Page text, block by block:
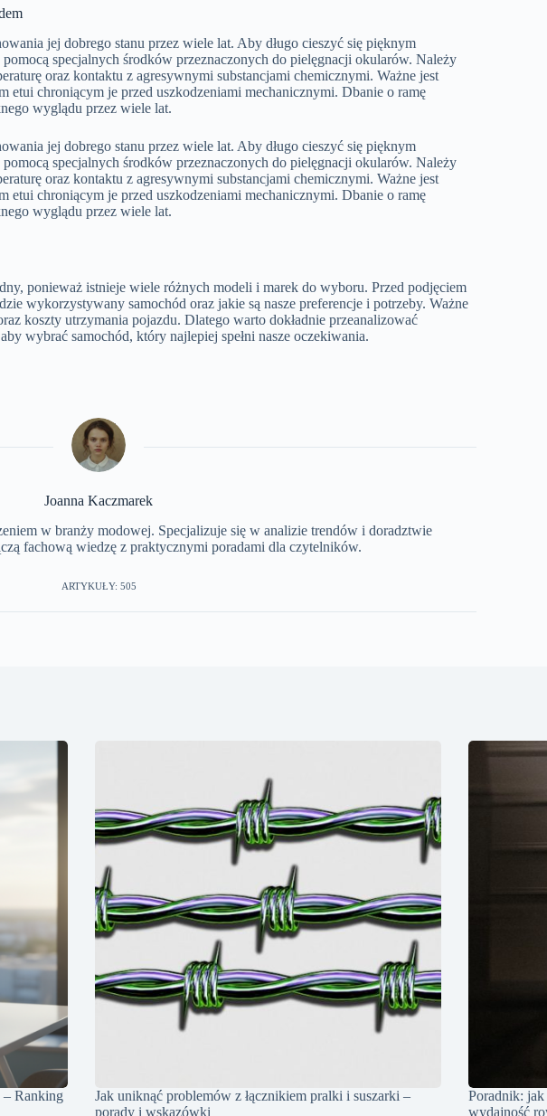
jej dobrego stanu przez wiele lat. Aby długo cieszyć się pięknym
specjalnych środków przeznaczonych do pielęgnacji okularów. Należy
oraz kontaktu z agresywnymi substancjami chemicznymi. Ważne jest
chroniącym je przed uszkodzeniami mechanicznymi. Dbanie o ramę
wyglądu przez wiele lat.
jej dobrego stanu przez wiele lat. Aby długo cieszyć się pięknym
specjalnych środków przeznaczonych do pielęgnacji okularów. Należy
oraz kontaktu z agresywnymi substancjami chemicznymi. Ważne jest
chroniącym je przed uszkodzeniami mechanicznymi. Dbanie o ramę
wyglądu przez wiele lat.
ponieważ istnieje wiele różnych modeli i marek do wyboru. Przed podjęciem
wykorzystywany samochód oraz jakie są nasze preferencje i potrzeby. Ważne
koszty utrzymania pojazdu. Dlatego warto dokładnie przeanalizować
wybrać samochód, który najlepiej spełni nasze oczekiwania.
Joanna Kaczmarek
w branży modowej. Specjalizuje się w analizie trendów i doradztwie
fachową wiedzę z praktycznymi poradami dla czytelników.
ARTYKUŁY: 505
– Ranking
Jak uniknąć problemów z łącznikiem pralki i suszarki –
porady i wskazówki
Poradnik:
wydajność